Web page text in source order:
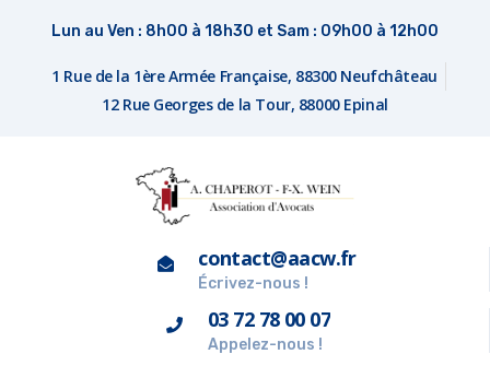
Lun au Ven : 8h00 à 18h30 et Sam : 09h00 à 12h00
1 Rue de la 1ère Armée Française, 88300 Neufchâteau
12 Rue Georges de la Tour, 88000 Epinal
contact@aacw.fr
Écrivez-nous !
03 72 78 00 07
Appelez-nous !